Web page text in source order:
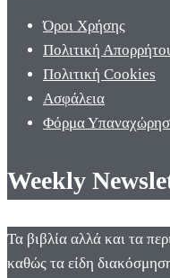
Όροι Χρήσης
Πολιτική
Πολιτική Cookies
Ασφάλεια
Φόρμα
Weekly
Τα βιβλία αλλά και τα
καθώς τα είδη